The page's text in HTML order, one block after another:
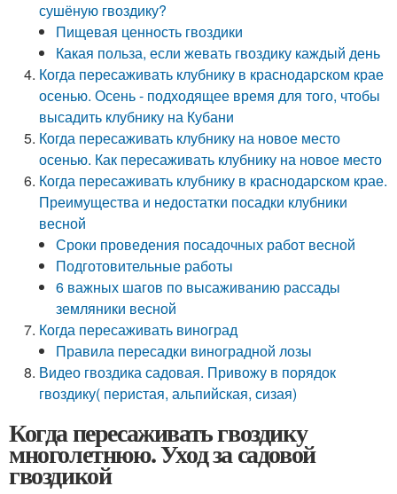
сушёную гвоздику?
Пищевая ценность гвоздики
Какая польза, если жевать гвоздику каждый день
Когда пересаживать клубнику в краснодарском крае
осенью. Осень - подходящее время для того, чтобы
высадить клубнику на Кубани
Когда пересаживать клубнику на новое место
осенью. Как пересаживать клубнику на новое место
Когда пересаживать клубнику в краснодарском крае.
Преимущества и недостатки посадки клубники
весной
Сроки проведения посадочных работ весной
Подготовительные работы
6 важных шагов по высаживанию рассады
земляники весной
Когда пересаживать виноград
Правила пересадки виноградной лозы
Видео гвоздика садовая. Привожу в порядок
гвоздику( перистая, альпийская, сизая)
Когда пересаживать гвоздику
многолетнюю. Уход за садовой
гвоздикой